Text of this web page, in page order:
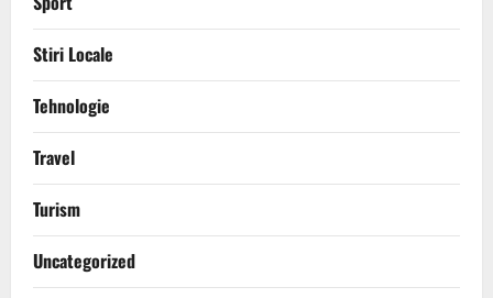
Stiri Locale
Tehnologie
Travel
Turism
Uncategorized